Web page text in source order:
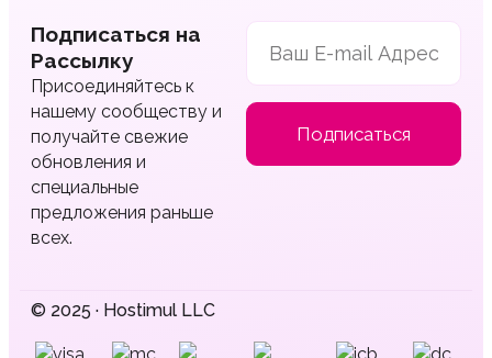
Подписаться на
Рассылку
Присоединяйтесь к
нашему сообществу и
получайте свежие
обновления и
специальные
предложения раньше
всех.
Подписаться
© 2025 · Hostimul LLC